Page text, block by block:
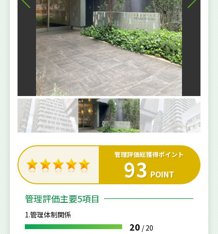
管理評価総獲得ポイント
93 POINT
管理評価主要5項目
1.管理体制関係
20 /20